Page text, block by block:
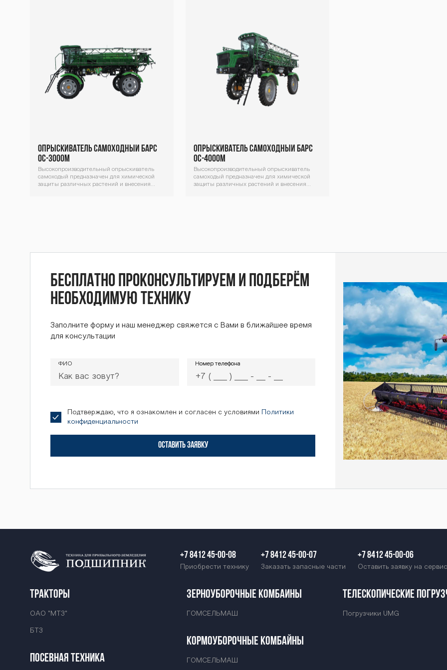
Опрыскиватель самоходный Барс
ОС-3000М
Высокопроизводительный опрыскиватель
самоходый предназначен для химической
защиты различных растений и внесения
Опрыскиватель самоходный Барс
ОС-4000М
Высокопроизводительный опрыскиватель
самоходый предназначен для химической
защиты различных растений и внесения
Бесплатно проконсультируем и подберём
необходимую технику
Заполните форму и наш менеджер свяжется с Вами в ближайшее время
для консультации
ФИО Номер телефона
Номер телефона
Подтверждаю, что я ознакомлен и согласен с условиями
Политики
конфиденциальности
ОСТАВИТЬ ЗАЯВКУ
+7 8412 45-00-08
Приобрести технику
+7 8412 45-00-07
Заказать запасные части
+7 8412 45-00-06
Оставить заявку на
Тракторы
ОАО "МТЗ"
БТЗ
Посевная техника
Зерноуборочные комбайны
ГОМСЕЛЬМАШ
Кормоуборочные комбайны
ГОМСЕЛЬМАШ
Телескопические
Погрузчики UMG